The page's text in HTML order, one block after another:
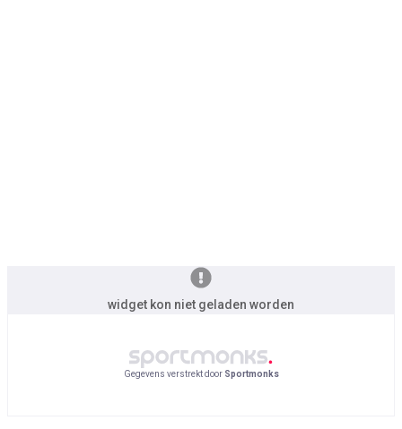
widget kon niet geladen worden
Gegevens verstrekt door Sportmonks